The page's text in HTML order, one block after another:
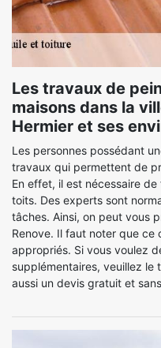
Les travaux de
maisons dans la
Hermier et ses
Les personnes possédant
travaux qui permettent de
En effet, il est nécessaire
toits. Des experts sont
tâches. Ainsi, on peut vous
Renove. Il faut noter que ce
appropriés. Si vous voulez
supplémentaires, veuillez le
aussi un devis gratuit et